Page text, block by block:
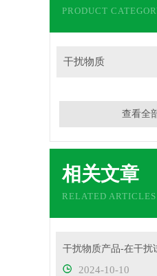
PRODUCT
干扰物质
查看全
相关文章
RELATED ARTICLES
2024-10-10